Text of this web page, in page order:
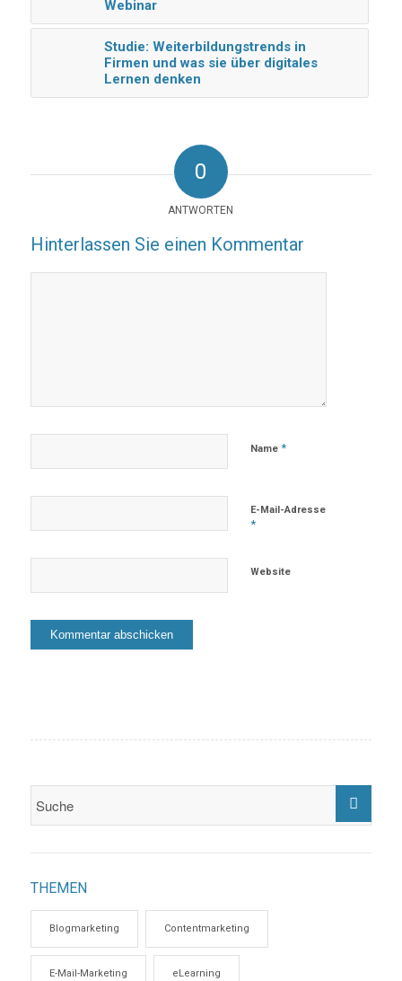
Webinar
Studie: Weiterbildungstrends in
Firmen und was sie über digitales
Lernen denken
0
ANTWORTEN
Hinterlassen Sie einen Kommentar
Name *
E-Mail-Adresse
*
Website
THEMEN
Blogmarketing Contentmarketing
E-Mail-Marketing eLearning